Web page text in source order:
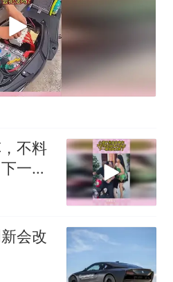
不料
一幕
会改